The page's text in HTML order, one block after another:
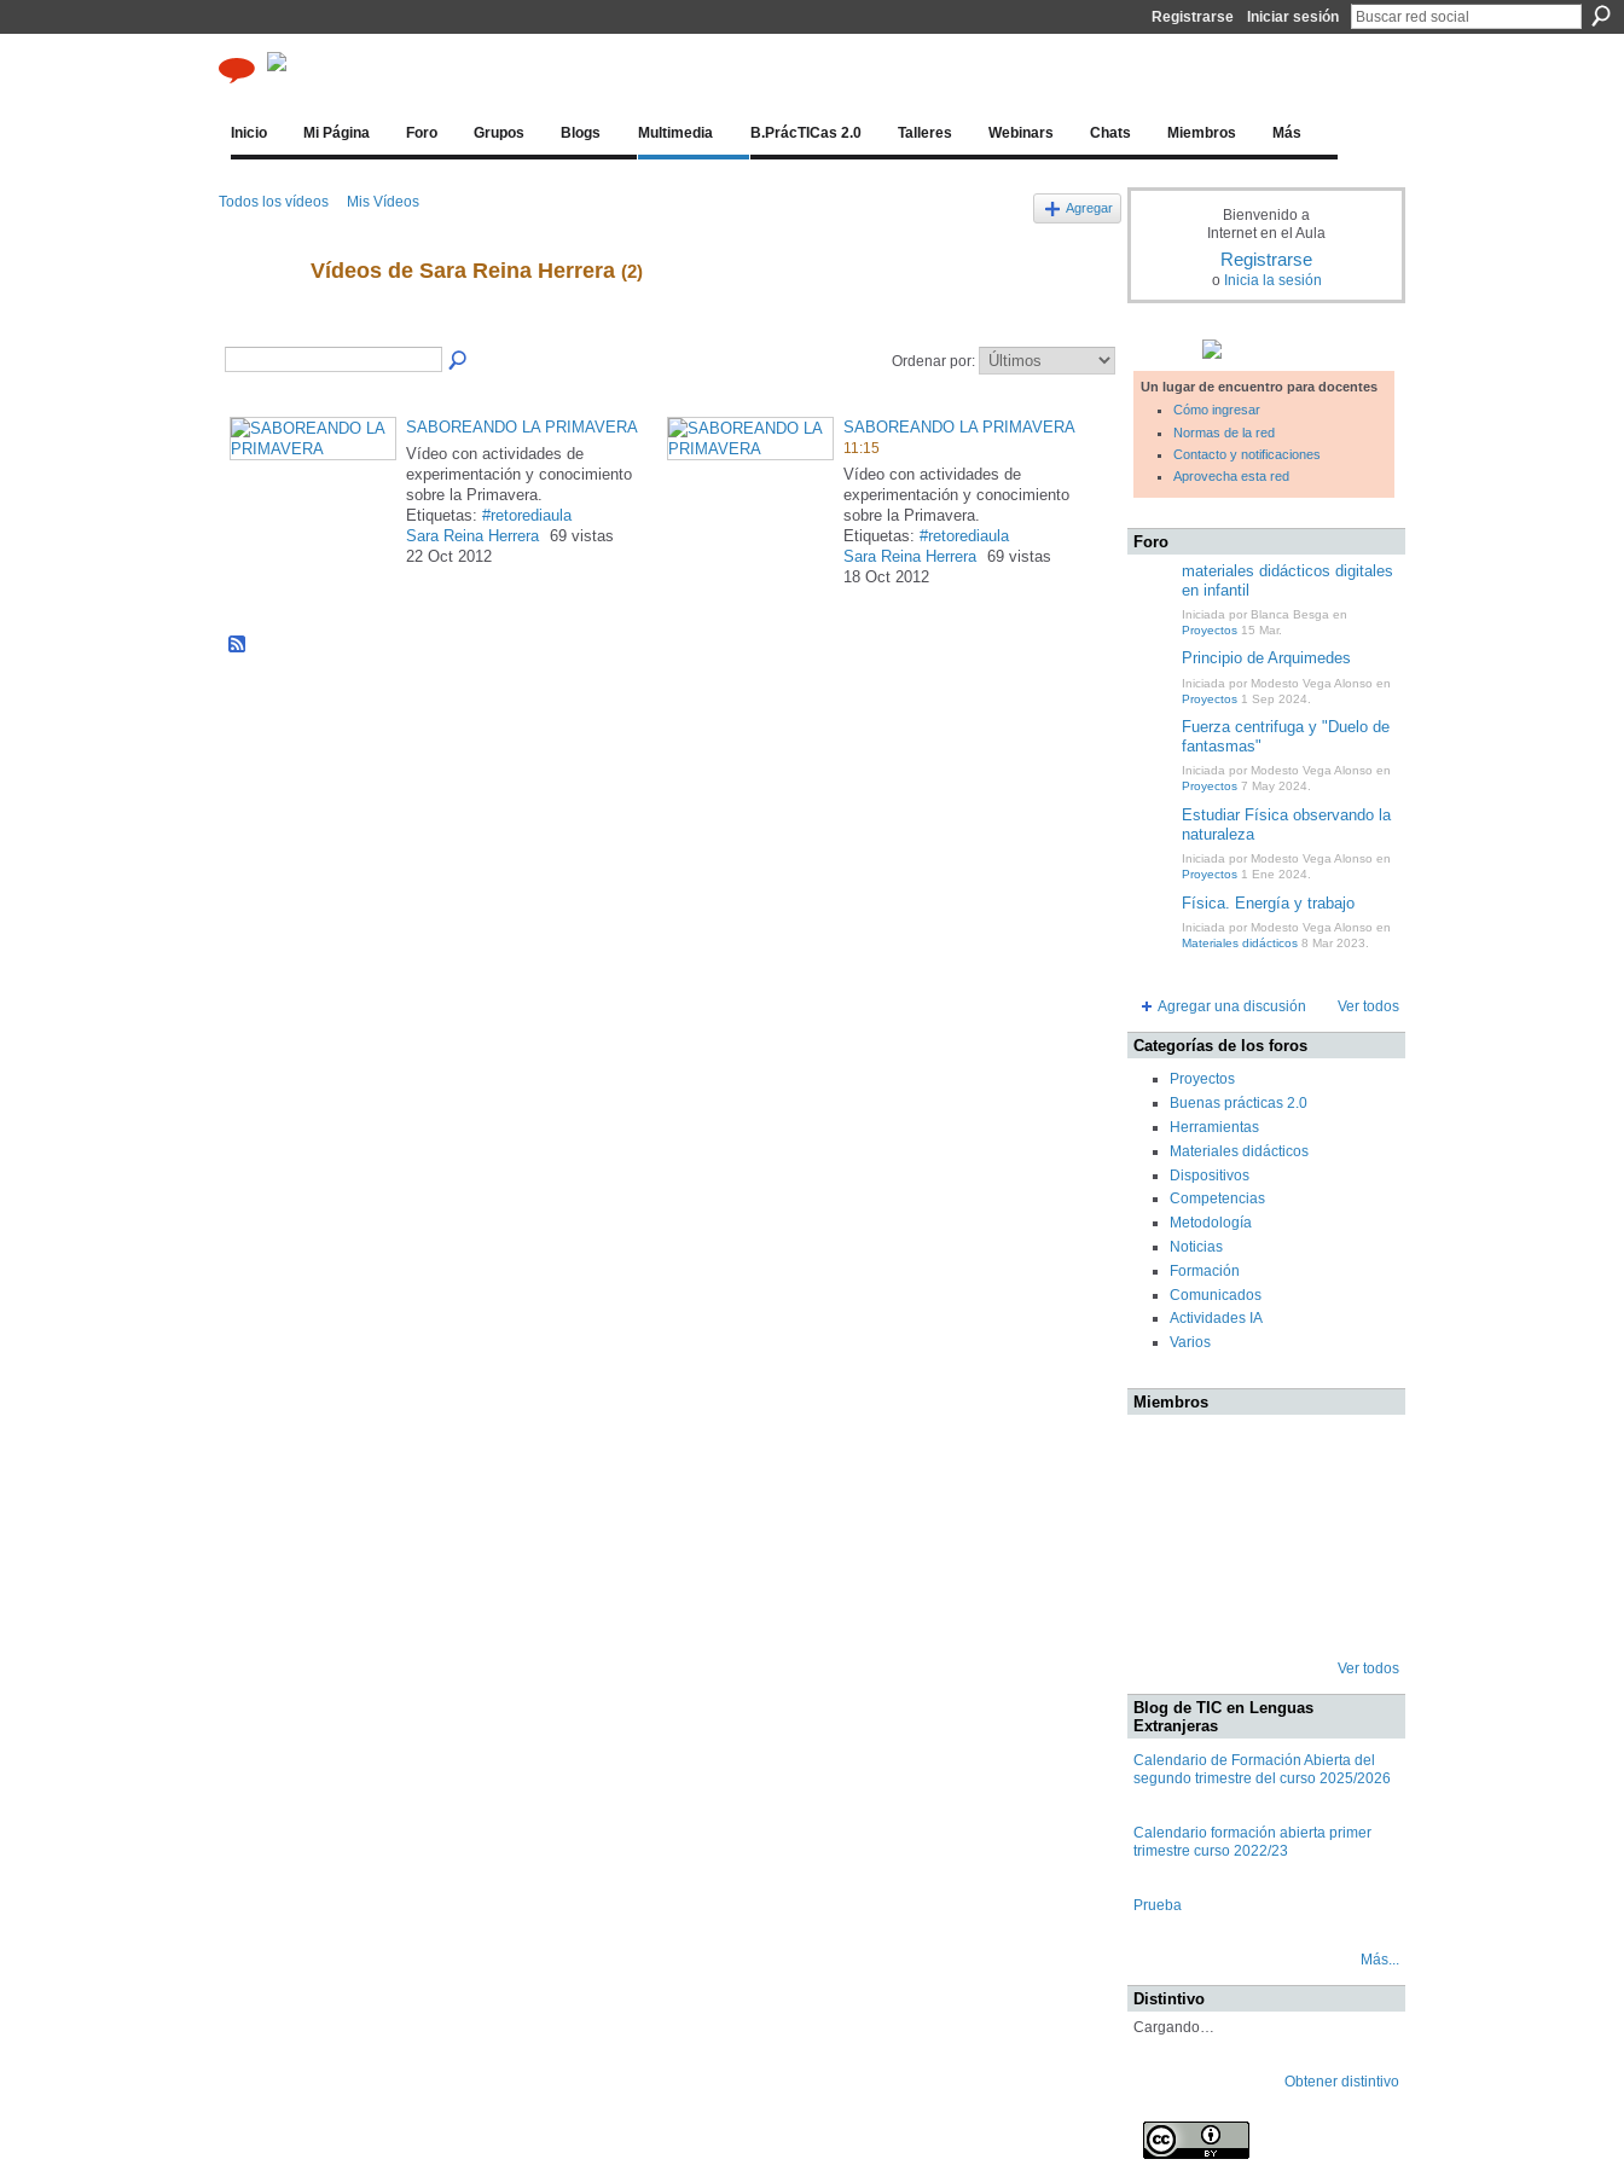
Registrarse Iniciar sesión
Inicio Mi Página Foro Grupos Blogs Multimedia B.PrácTICas 2.0 Talleres Webinars Chats Miembros Más
Todos los vídeos Mis Vídeos Agregar
Vídeos de Sara Reina Herrera (2)
Ordenar por:
SABOREANDO LA PRIMAVERA
Vídeo con actividades de
experimentación y conocimiento
sobre la Primavera.
Etiquetas: #retorediaula
Sara Reina Herrera
22 Oct 2012
69 vistas
SABOREANDO LA PRIMAVERA
11:15
Vídeo con actividades de
experimentación y conocimiento
sobre la Primavera.
Etiquetas: #retorediaula
Sara Reina Herrera
18 Oct 2012
69 vistas
Bienvenido a
Internet en el Aula
Registrarse
o Inicia la sesión
Un lugar de encuentro para docentes
Cómo ingresar
Normas de la red
Contacto y notificaciones
Aprovecha esta red
Foro
materiales didácticos digitales
en infantil
Iniciada por Blanca Besga en
Proyectos 15 Mar.
Principio de Arquimedes
Iniciada por Modesto Vega Alonso en
Proyectos 1 Sep 2024.
Fuerza centrifuga y "Duelo de
fantasmas"
Iniciada por Modesto Vega Alonso en
Proyectos 7 May 2024.
Estudiar Física observando la
naturaleza
Iniciada por Modesto Vega Alonso en
Proyectos 1 Ene 2024.
Física. Energía y trabajo
Iniciada por Modesto Vega Alonso en
Materiales didácticos 8 Mar 2023.
Agregar una discusión Ver todos
Categorías de los foros
Proyectos
Buenas prácticas 2.0
Herramientas
Materiales didácticos
Dispositivos
Competencias
Metodología
Noticias
Formación
Comunicados
Actividades IA
Varios
Miembros
Ver todos
Blog de TIC en Lenguas
Extranjeras
Calendario de Formación Abierta del
segundo trimestre del curso 2025/2026
Calendario formación abierta primer
trimestre curso 2022/23
Prueba
Más...
Distintivo
Cargando…
Obtener distintivo